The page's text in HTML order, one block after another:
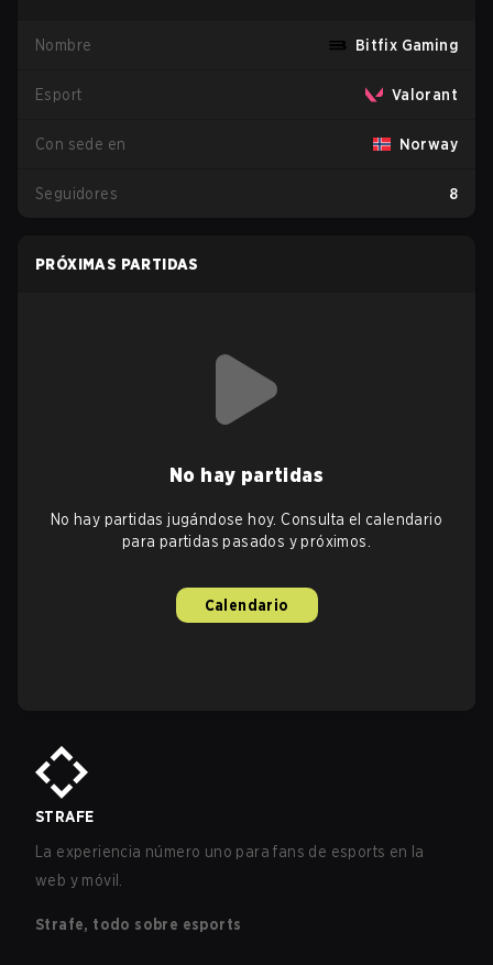
Nombre Bitfix Gaming
Esport Valorant
Con sede en Norway
Seguidores 8
PRÓXIMAS PARTIDAS
No hay partidas
No hay partidas jugándose hoy. Consulta el calendario
para partidas pasados y próximos.
Calendario
STRAFE
La experiencia número uno para fans de esports en la
web y móvil.
Strafe, todo sobre esports